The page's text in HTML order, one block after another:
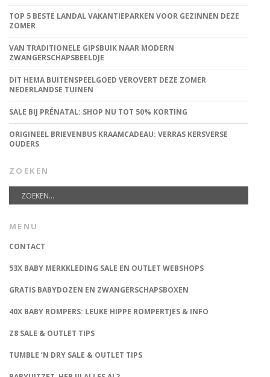
TOP 5 BESTE LANDAL VAKANTIEPARKEN VOOR GEZINNEN DEZE
ZOMER
VAN TRADITIONELE GIPSBUIK NAAR MODERN
ZWANGERSCHAPSBEELDJE
DIT HEMA BUITENSPEELGOED VEROVERT DEZE ZOMER
NEDERLANDSE TUINEN
SALE BIJ PRÉNATAL: SHOP NU TOT 50% KORTING
ORIGINEEL BRIEVENBUS KRAAMCADEAU: VERRAS KERSVERSE
OUDERS
ZOEKEN
MENU
CONTACT
53X BABY MERKKLEDING SALE EN OUTLET WEBSHOPS
GRATIS BABYDOZEN EN ZWANGERSCHAPSBOXEN
40X BABY ROMPERS: LEUKE HIPPE ROMPERTJES & INFO
Z8 SALE & OUTLET TIPS
TUMBLE ‘N DRY SALE & OUTLET TIPS